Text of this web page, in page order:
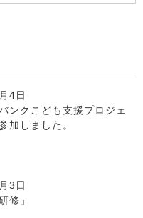
4日
ンクこども支援プロジェ
加しました。
3日
修」